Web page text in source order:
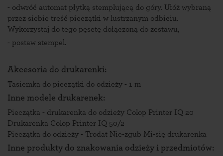
- odwróć automat płytką stemplującą do góry. Ułóż wybraną
przez siebie treść pieczątki w lustrzanym odbiciu.
Wykorzystaj do tego pęsetę dołączoną do zestawu,
- postaw stempel.
Akcesoria do drukarenki:
Tasiemka do pieczątki do odzieży - 1 m
Inne modele drukarenek:
Pieczątka - drukarenka do odzieży Colop Printer IQ 20
Drukarenka Colop Printer IQ 50/2
Pieczątka do odzieży - Trodat Nie-zgub Mi-się drukarenka
Inne produkty do znakowania odzieży i przedmiotów: